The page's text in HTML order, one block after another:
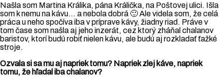
Našla som Martina Králika, pána Králička, na Poštovej ulici. Išla
som k nemu na kávu… a nebola dobrá 🙂 Ale videla som, že celá
práca u neho spočíva iba v príprave kávy, žiadny riad. Práve v
tom čase som našla aj jeho inzerát, cez ktorý zháňal chalanov
baristov, ktorí budú robiť nielen kávu, ale budú aj rozkladať ťažké
stroje.
Ozvala si sa mu aj napriek tomu? Napriek zlej káve, napriek
tomu, že hľadal iba chalanov?